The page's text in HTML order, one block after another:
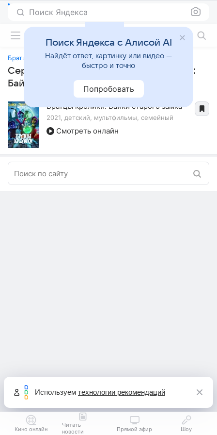
Поиск Яндекса
Братцы кролики: Байки старого замка
Сериалы, похожие на «Братцы кролики:
Байки старого замка»
Братцы кролики: Байки старого замка
2021, детский, мультфильмы, семейный
Смотреть онлайн
Используем технологии рекомендаций
Кино онлайн
Читать
новости
Прямой эфир Шоу
Поиск Яндекса с Алисой AI
Найдёт ответ, картинку или видео —
быстро и точно
Попробовать